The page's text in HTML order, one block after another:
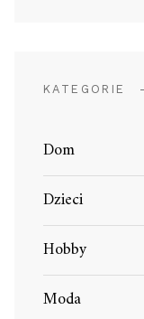
KATEGORIE
Dom
Dzieci
Hobby
Moda